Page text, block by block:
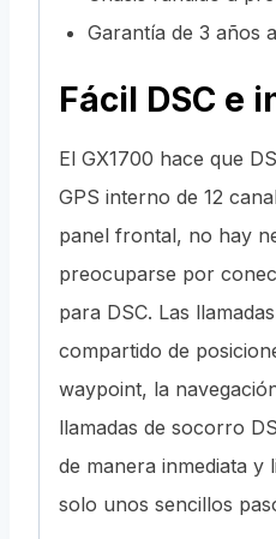
Garantía de 3 años
Fácil DSC e
El GX1700 hace que
GPS interno de 12
panel frontal, no hay
preocuparse por
para DSC. Las
compartido de
waypoint, la
llamadas de socorro
de manera inmediata y
solo unos sencillos